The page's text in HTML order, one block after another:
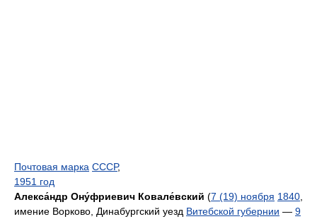
Почтовая марка СССР,
1951 год
Алекса́ндр Ону́фриевич Ковале́вский (7 (19) ноября 1840
имение Ворково, Динабургский уезд Витебской губернии — 9